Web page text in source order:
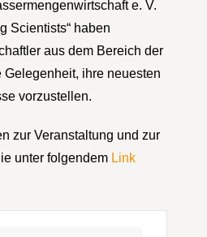
e. V.
Scientists“ haben
aus dem Bereich der
Gelegenheit, ihre neuesten
vorzustellen.
zur Veranstaltung und zur
unter folgendem Link